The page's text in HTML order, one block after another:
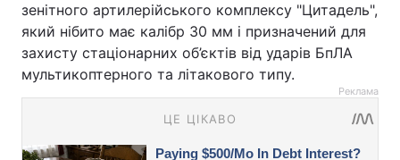
зенітного артилерійського комплексу "Цитадель",
який нібито має калібр 30 мм і призначений для
захисту стаціонарних об’єктів від ударів БпЛА
мультикоптерного та літакового типу.
Реклама